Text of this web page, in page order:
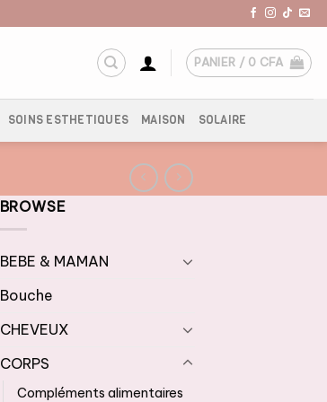
PANIER / 0 CFA
SOINS ESTHETIQUES MAISON SOLAIRE
BROWSE
BEBE & MAMAN
Bouche
CHEVEUX
CORPS
Compléments alimentaires